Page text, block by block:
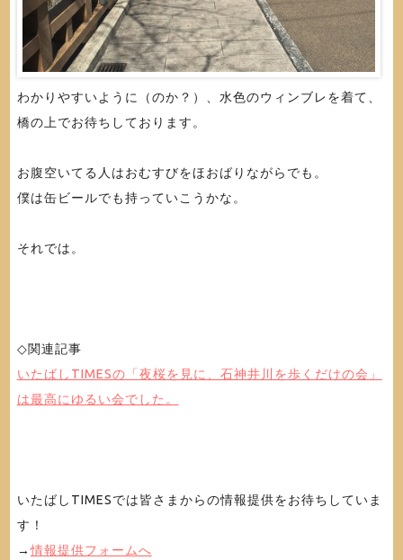
わかりやすいように（のか？）、水色のウィンブレを着て、
橋の上でお待ちしております。
お腹空いてる人はおむすびをほおばりながらでも。
僕は缶ビールでも持っていこうかな。
それでは。
◇関連記事
いたばしTIMESの「夜桜を見に、石神井川を歩くだけの会」
は最高にゆるい会でした。
いたばしTIMESでは皆さまからの情報提供をお待ちしていま
す！
→情報提供フォームへ